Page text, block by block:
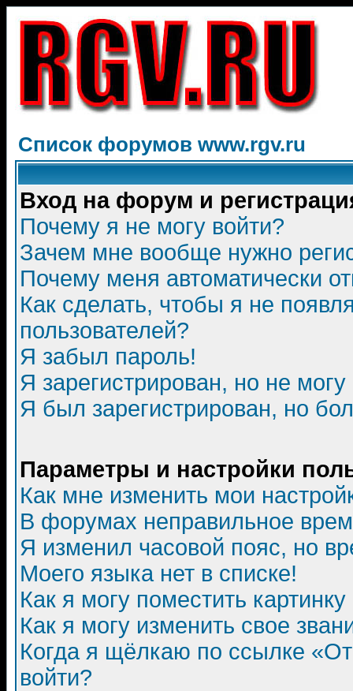
Список форумов www.rgv.ru
Вход на форум и
Почему я не могу войти?
Зачем мне вообще нужно
Почему меня автоматически
Как сделать, чтобы я не
пользователей?
Я забыл пароль!
Я зарегистрирован, но не могу
Я был зарегистрирован, но
Параметры и настройки
Как мне изменить мои
В форумах неправильное
Я изменил часовой пояс, но
Моего языка нет в списке!
Как я могу поместить
Как я могу изменить свое
Когда я щёлкаю по ссылке
войти?